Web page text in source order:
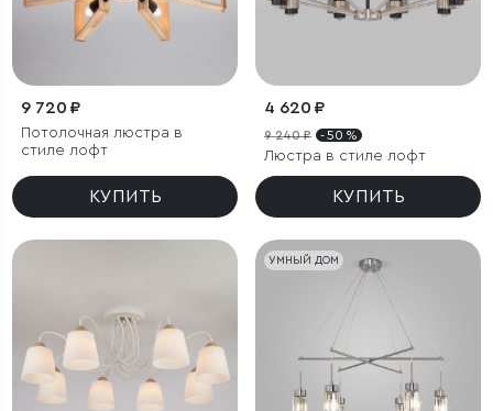
9 720 ₽
Потолочная люстра в
стиле лофт
КУПИТЬ
4 620 ₽
9 240 ₽ - 50 %
Люстра в стиле лофт
КУПИТЬ
УМНЫЙ ДОМ